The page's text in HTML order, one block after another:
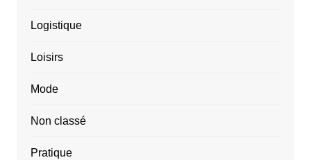
Logistique
Loisirs
Mode
Non classé
Pratique